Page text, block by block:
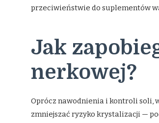
przeciwieństwie do suplementów
Jak
nerkowej?
Oprócz nawodnienia i kontroli soli,
zmniejszać ryzyko krystalizacji —